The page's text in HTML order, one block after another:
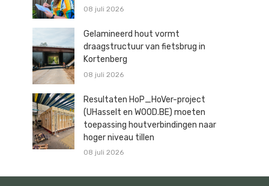
08 juli 2026
Gelamineerd hout vormt
draagstructuur van fietsbrug in
Kortenberg
08 juli 2026
Resultaten HoP_HoVer-project
(UHasselt en WOOD.BE) moeten
toepassing houtverbindingen naar
hoger niveau tillen
08 juli 2026